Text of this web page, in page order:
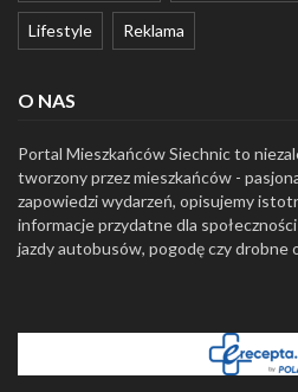
Lifestyle Reklama
O NAS
Portal Mieszkańców Siechnic to
tworzony przez mieszkańców -
zapowiedzi wydarzeń, opisujemy
informacje przydatne dla
jazdy autobusów, pogodę czy drobne